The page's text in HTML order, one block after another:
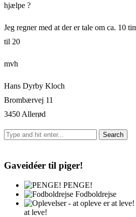
hjælpe ?
Jeg regner med at der er tale om ca. 10
til 20
mvh
Hans Dyrby Kloch
Brombærvej 11
3450 Allerød
Gaveidéer til piger!
PENGE!
Fodboldrejse
at leve!